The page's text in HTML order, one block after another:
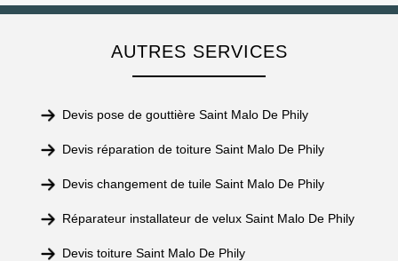
AUTRES SERVICES
Devis pose de gouttière Saint Malo De Phily
Devis réparation de toiture Saint Malo De Phily
Devis changement de tuile Saint Malo De Phily
Réparateur installateur de velux Saint Malo De Phily
Devis toiture Saint Malo De Phily